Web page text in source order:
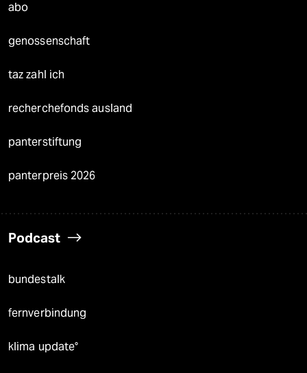
abo
genossenschaft
taz zahl ich
recherchefonds ausland
panterstiftung
panterpreis 2026
Podcast
bundestalk
fernverbindung
klima update°